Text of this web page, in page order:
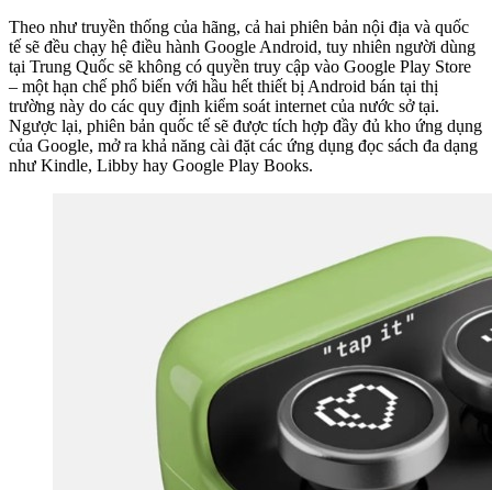
Theo như truyền thống của hãng, cả hai phiên bản nội địa và quốc
tế sẽ đều chạy hệ điều hành Google Android, tuy nhiên người dùng
tại Trung Quốc sẽ không có quyền truy cập vào Google Play Store
– một hạn chế phổ biến với hầu hết thiết bị Android bán tại thị
trường này do các quy định kiểm soát internet của nước sở tại.
Ngược lại, phiên bản quốc tế sẽ được tích hợp đầy đủ kho ứng dụng
của Google, mở ra khả năng cài đặt các ứng dụng đọc sách đa dạng
như Kindle, Libby hay Google Play Books.